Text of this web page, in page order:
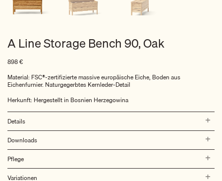
A Line Storage Bench 90, Oak
898€
Material: FSC®-zertifizierte massive europäische Eiche, Boden aus
Eichenfurnier. Naturgegerbtes Kernleder-Detail
Herkunft: Hergestellt in Bosnien Herzegowina
Details
Downloads
Pflege
Variationen